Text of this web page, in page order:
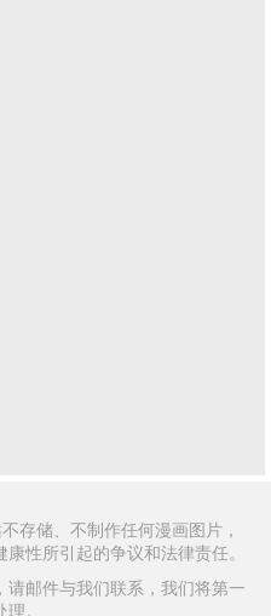
存储、不制作任何漫画图片，
性所引起的争议和法律责任。
邮件与我们联系，我们将第一
。